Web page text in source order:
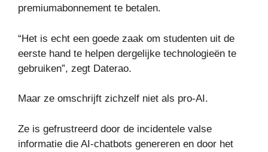
premiumabonnement te betalen.
“Het is echt een goede zaak om studenten uit de
eerste hand te helpen dergelijke technologieën te
gebruiken”, zegt Daterao.
Maar ze omschrijft zichzelf niet als pro-AI.
Ze is gefrustreerd door de incidentele valse
informatie die AI-chatbots genereren en door het